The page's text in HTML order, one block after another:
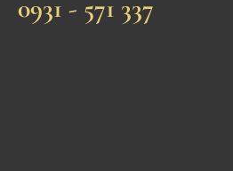
0931 - 571 337